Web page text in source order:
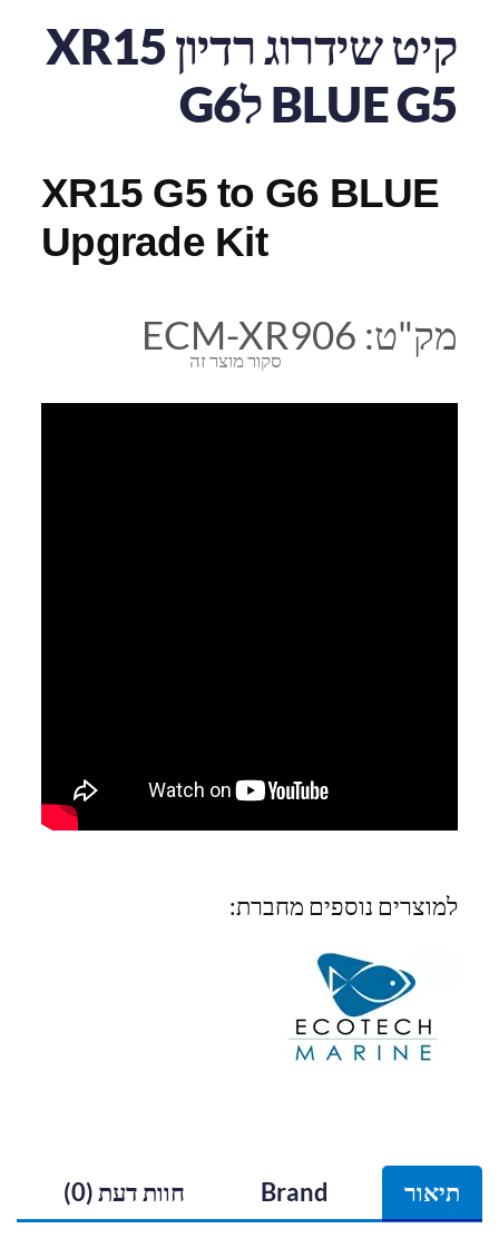
קיט שידרוג רדיון XR15
BLUE G5 לG6
XR15 G5 to G6 BLUE
Upgrade Kit
סקור מוצר זה
מק"ט: ECM-XR906
למוצרים נוספים מחברת:
תיאור Brand חוות דעת (0)